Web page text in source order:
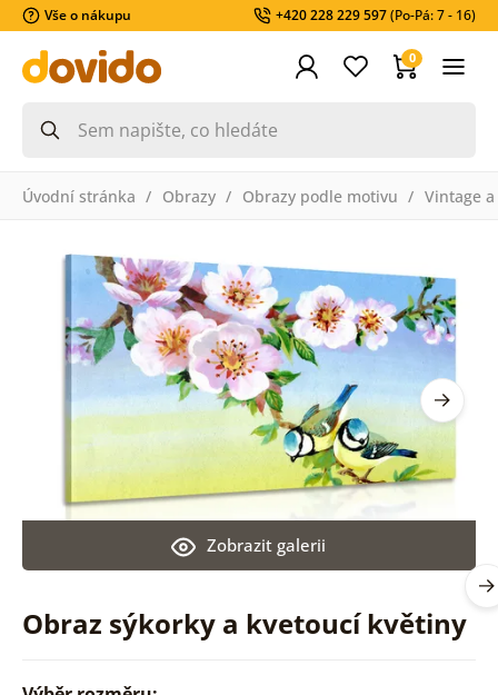
Vše o nákupu +420 228 229 597(Po-Pá: 7 - 16)
0
Úvodní stránka Obrazy Obrazy podle motivu Vintage
Obraz sýkorky a kvetoucí květiny
Zobrazit galerii